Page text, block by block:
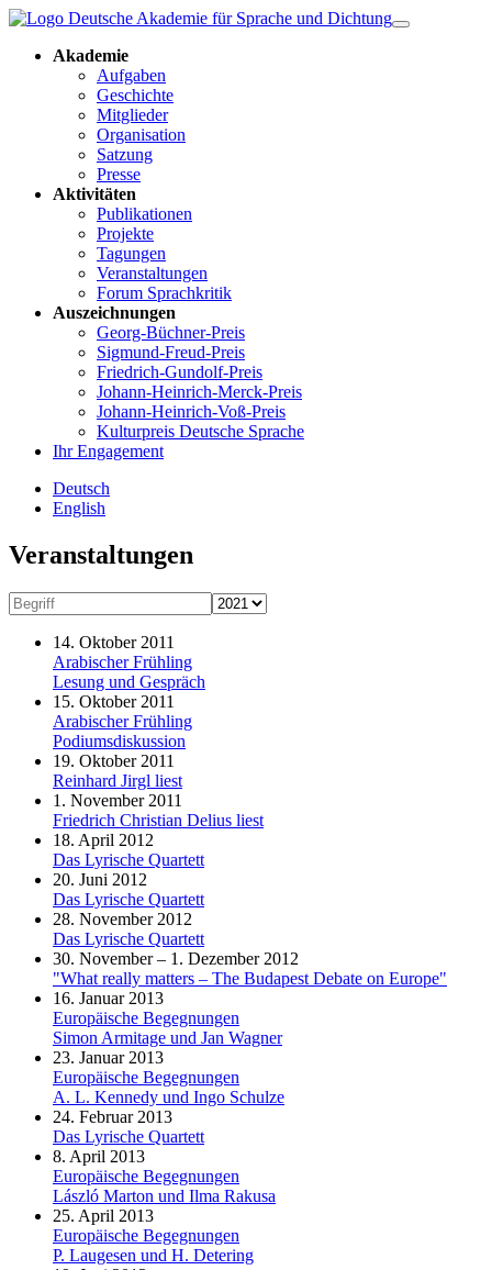
Akademie
Aufgaben
Geschichte
Mitglieder
Organisation
Satzung
Presse
Aktivitäten
Publikationen
Projekte
Tagungen
Veranstaltungen
Forum Sprachkritik
Auszeichnungen
Georg-Büchner-Preis
Sigmund-Freud-Preis
Friedrich-Gundolf-Preis
Johann-Heinrich-Merck-Preis
Johann-Heinrich-Voß-Preis
Kulturpreis Deutsche Sprache
Ihr Engagement
Deutsch
English
Veranstaltungen
14. Oktober 2011
Arabischer Frühling
Lesung und Gespräch
15. Oktober 2011
Arabischer Frühling
Podiumsdiskussion
19. Oktober 2011
Reinhard Jirgl liest
1. November 2011
Friedrich Christian Delius liest
18. April 2012
Das Lyrische Quartett
20. Juni 2012
Das Lyrische Quartett
28. November 2012
Das Lyrische Quartett
30. November – 1. Dezember 2012
"What really matters – The Budapest Debate on Europe"
16. Januar 2013
Europäische Begegnungen
Simon Armitage und Jan Wagner
23. Januar 2013
Europäische Begegnungen
A. L. Kennedy und Ingo Schulze
24. Februar 2013
Das Lyrische Quartett
8. April 2013
Europäische Begegnungen
László Marton und Ilma Rakusa
25. April 2013
Europäische Begegnungen
P. Laugesen und H. Detering